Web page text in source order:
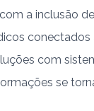
a inclusão
com
se